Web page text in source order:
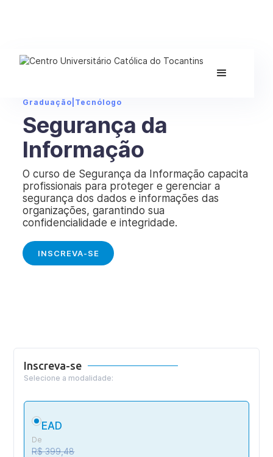
Graduação Tecnólogo
Segurança da
Informação
O curso de Segurança da Informação capacita
profissionais para proteger e gerenciar a
segurança dos dados e informações das
organizações, garantindo sua
confidencialidade e integridade.
INSCREVA-SE
Inscreva-se
Selecione a modalidade:
EAD
De
R$ 399,48